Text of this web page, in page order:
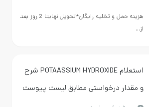
هزینه حمل و تخلیه رایگان*تحویل نهایتا 2 روز بعد
استعلام POTAASSIUM HYDROXIDE شرح
درخواستی مطابق لیست پیوست